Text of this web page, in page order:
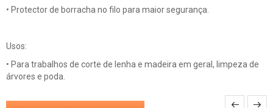
• Protector de borracha no filo para maior segurança.
Usos:
• Para trabalhos de corte de lenha e madeira em geral, limpeza de
árvores e poda.